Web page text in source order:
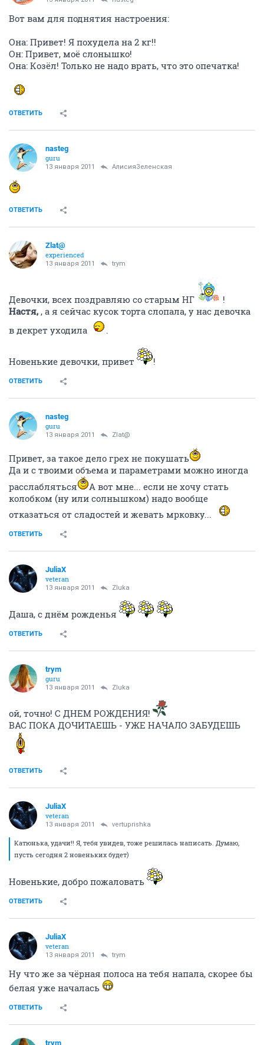
Вот вам для поднятия настроения:
Она: Привет! Я похудела на 2 кг!!
Он: Привет, моё слонышко!
Она: Козёл! Только не надо врать, что это опечатка!
ОТВЕТИТЬ
nasteg
guru
13 января 2011 АлисияЗеленская
ОТВЕТИТЬ
Zlat@
experienced
13 января 2011 trym
Девочки, всех поздравляю со старым НГ
!
Настя, , а я сейчас кусок торта слопала, у нас девочка
в декрет уходила
.
Новенькие девочки, привет !
ОТВЕТИТЬ
nasteg
guru
13 января 2011 Zlat@
Привет, за такое дело грех не покушать
Да и с твоими объема и параметрами можно иногда
расслабляться
А вот мне... если не хочу стать
колобком (ну или солнышком) надо вообще
отказаться от сладостей и жевать мрковку...
ОТВЕТИТЬ
JuliaX
veteran
13 января 2011 Zluka
Даша, с днём рожденья
ОТВЕТИТЬ
trym
guru
13 января 2011 Zluka
ой, точно! С ДНЕМ РОЖДЕНИЯ!
ВАС ПОКА ДОЧИТАЕШЬ - УЖЕ НАЧАЛО ЗАБУДЕШЬ
ОТВЕТИТЬ
JuliaX
veteran
13 января 2011 vertuprishka
Катюнька, удачи!! Я, тебя увидев, тоже решилась написать. Думаю,
пусть сегодня 2 новеньких будет)
Новенькие, добро пожаловать
ОТВЕТИТЬ
JuliaX
veteran
13 января 2011 trym
Ну что же за чёрная полоса на тебя напала, скорее бы
белая уже началась
ОТВЕТИТЬ
trym